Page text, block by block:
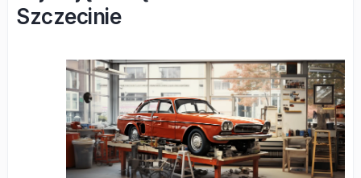
Szczecinie